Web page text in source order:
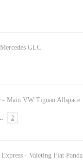
Mercedes GLC
- Main VW Tiguan Allspace
2
- Valeting Fiat Panda